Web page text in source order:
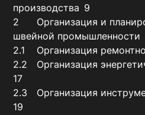
производства	9
2	Организация и планирование производства
швейной промышленности	13
2.1	Организация ремонтного хозяйства	13
2.2	Организация энергетического хозяйства
17
2.3	Организация инструментального хозяйства
19